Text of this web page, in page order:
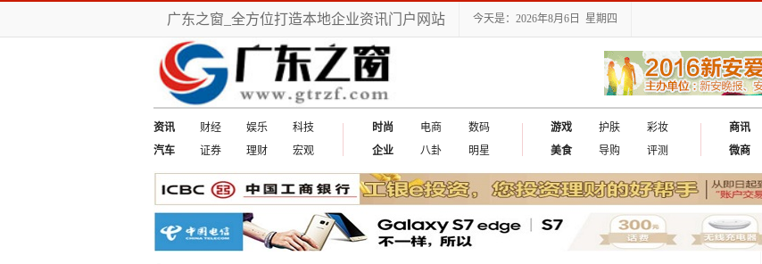
广东之窗_全方位打造本地企业资讯门户网站 今天是：2026年8月6日 星期四
资讯 财经 娱乐
科技
汽车
证券 理财 宏观
时尚 电商
数码
企业
八卦 明星
游戏 护肤
彩妆
美食
导购 评测
商讯
微商